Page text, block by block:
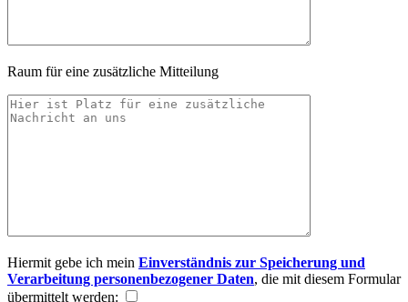
Raum für eine zusätzliche Mitteilung
Hiermit gebe ich mein Einverständnis zur Speicherung und
Verarbeitung personenbezogener Daten, die mit diesem Formular
übermittelt werden: